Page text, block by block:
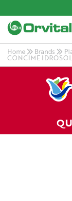
Home Brands
CONCIME